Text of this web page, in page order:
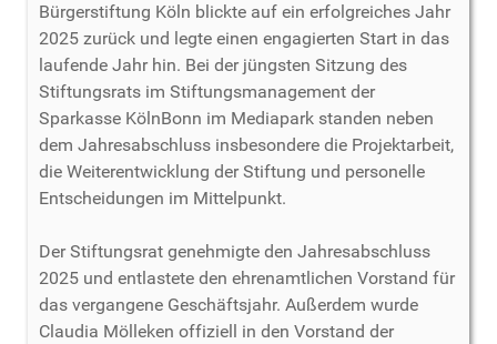
Bürgerstiftung Köln blickte auf ein erfolgreiches Jahr
2025 zurück und legte einen engagierten Start in das
laufende Jahr hin. Bei der jüngsten Sitzung des
Stiftungsrats im Stiftungsmanagement der
Sparkasse KölnBonn im Mediapark standen neben
dem Jahresabschluss insbesondere die Projektarbeit,
die Weiterentwicklung der Stiftung und personelle
Entscheidungen im Mittelpunkt.
Der Stiftungsrat genehmigte den Jahresabschluss
2025 und entlastete den ehrenamtlichen Vorstand für
das vergangene Geschäftsjahr. Außerdem wurde
Claudia Mölleken offiziell in den Vorstand der